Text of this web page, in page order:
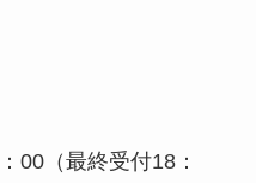
00（最終受付18：